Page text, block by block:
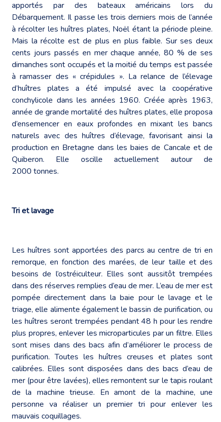
apportés par des bateaux américains lors du
Débarquement. Il passe les trois derniers mois de l’année
à récolter les huîtres plates, Noël étant la période pleine.
Mais la récolte est de plus en plus faible. Sur ses deux
cents jours passés en mer chaque année, 80 % de ses
dimanches sont occupés et la moitié du temps est passée
à ramasser des « crépidules ». La relance de l’élevage
d’huîtres plates a été impulsé avec la coopérative
conchylicole dans les années 1960. Créée après 1963,
année de grande mortalité des huîtres plates, elle proposa
d’ensemencer en eaux profondes en mixant les bancs
naturels avec des huîtres d’élevage, favorisant ainsi la
production en Bretagne dans les baies de Cancale et de
Quiberon. Elle oscille actuellement autour de
2000 tonnes.
Tri et lavage
Les huîtres sont apportées des parcs au centre de tri en
remorque, en fonction des marées, de leur taille et des
besoins de l’ostréiculteur. Elles sont aussitôt trempées
dans des réserves remplies d’eau de mer. L’eau de mer est
pompée directement dans la baie pour le lavage et le
triage, elle alimente également le bassin de purification, ou
les huîtres seront trempées pendant 48 h pour les rendre
plus propres, enlever les microparticules par un filtre. Elles
sont mises dans des bacs afin d’améliorer le process de
purification. Toutes les huîtres creuses et plates sont
calibrées. Elles sont disposées dans des bacs d’eau de
mer (pour être lavées), elles remontent sur le tapis roulant
de la machine trieuse. En amont de la machine, une
personne va réaliser un premier tri pour enlever les
mauvais coquillages.